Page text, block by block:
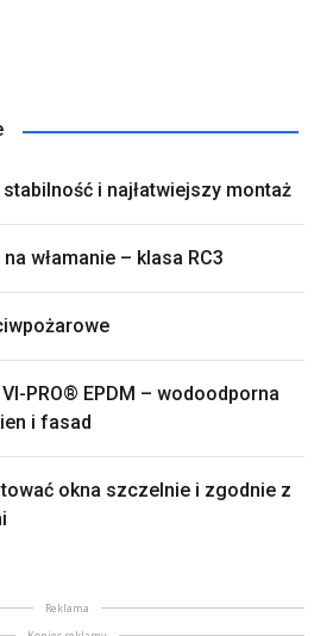
i najłatwiejszy montaż
włamanie – klasa RC3
PRO® EPDM – wodoodporna
i fasad
okna szczelnie i zgodnie z
Reklama